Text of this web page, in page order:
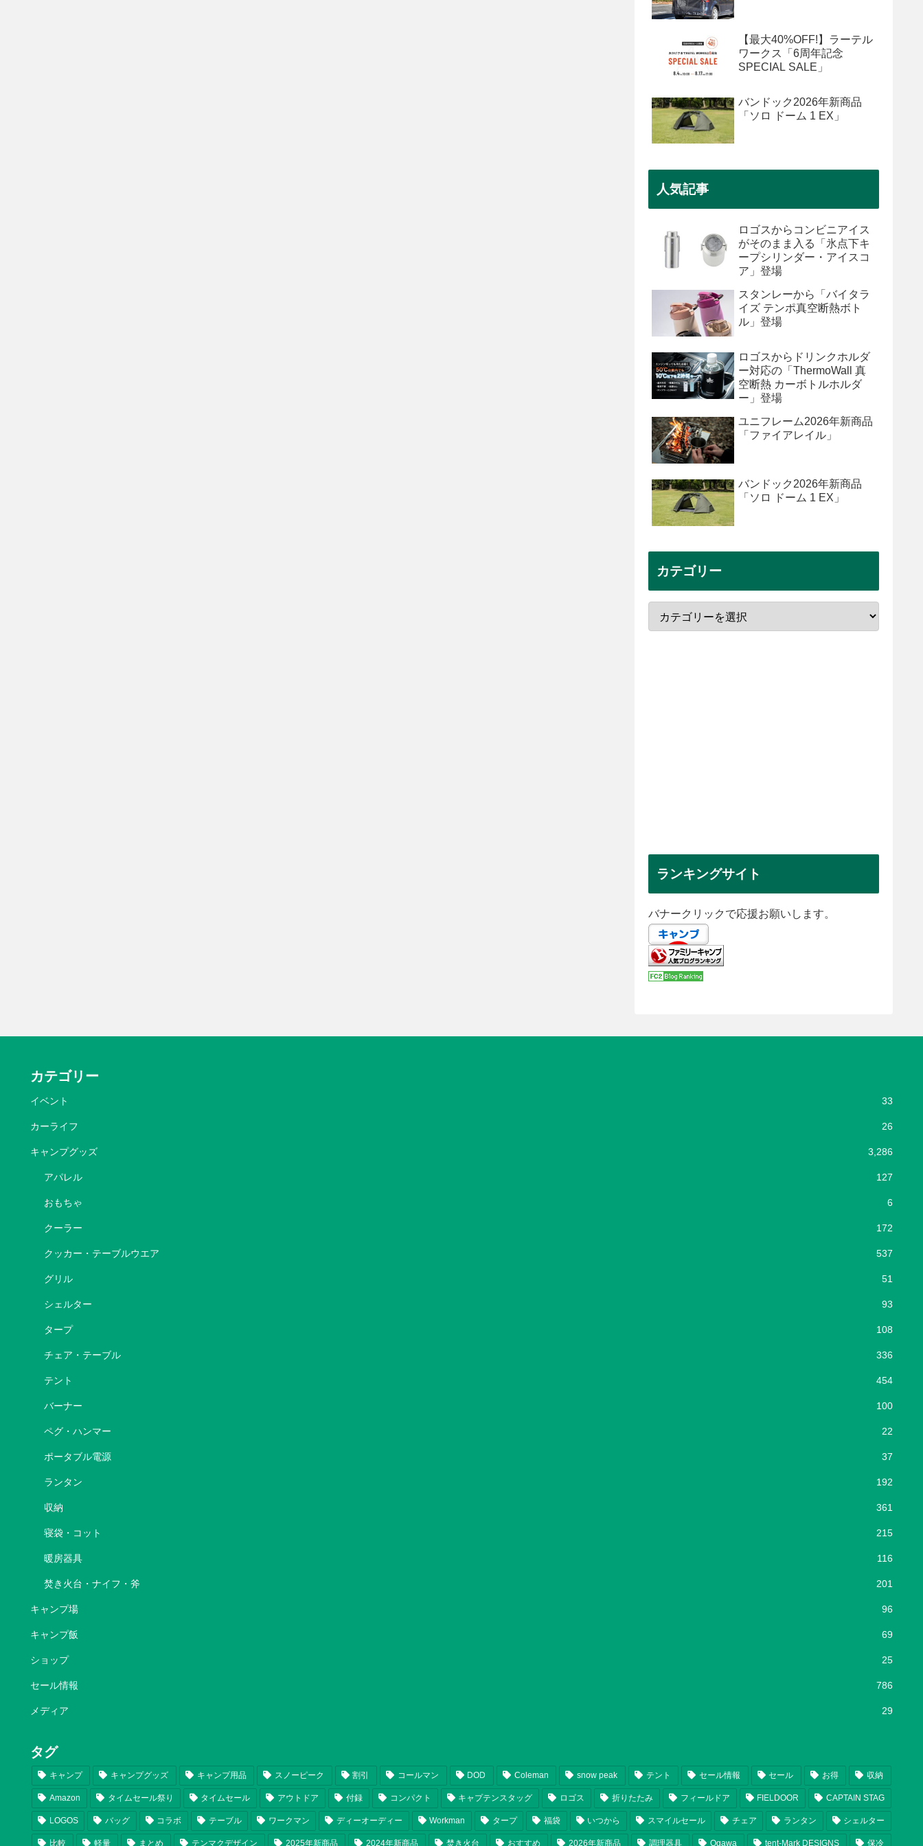
【最大40%OFF!】ラーテル
ワークス「6周年記念
SPECIAL SALE」
バンドック2026年新商品
「ソロ ドーム 1 EX」
人気記事
ロゴスからコンビニアイス
がそのまま入る「氷点下キ
ープシリンダー・アイスコ
ア」登場
スタンレーから「バイタラ
イズ テンポ真空断熱ボト
ル」登場
ロゴスからドリンクホルダ
ー対応の「ThermoWall 真
空断熱 カーボトルホルダ
ー」登場
ユニフレーム2026年新商品
「ファイアレイル」
バンドック2026年新商品
「ソロ ドーム 1 EX」
カテゴリー
ランキングサイト
バナークリックで応援お願いします。
カテゴリー
イベント 33
カーライフ 26
キャンプグッズ 3,286
アパレル 127
おもちゃ 6
クーラー 172
クッカー・テーブルウエア 537
グリル 51
シェルター 93
タープ 108
チェア・テーブル 336
テント 454
バーナー 100
ペグ・ハンマー 22
ポータブル電源 37
ランタン 192
収納 361
寝袋・コット 215
暖房器具 116
焚き火台・ナイフ・斧 201
キャンプ場 96
キャンプ飯 69
ショップ 25
セール情報 786
メディア 29
タグ
キャンプ キャンプグッズ キャンプ用品 スノーピーク 割引 コールマン DOD Coleman snow peak テント セール情報 セール お得 収納
Amazon タイムセール祭り タイムセール アウトドア 付録 コンパクト キャプテンスタッグ ロゴス 折りたたみ フィールドア FIELDOOR CAPTAIN STAG
LOGOS バッグ コラボ テーブル ワークマン ディーオーディー Workman タープ 福袋 いつから スマイルセール チェア ランタン シェルター
比較 軽量 まとめ テンマクデザイン 2025年新商品 2024年新商品 焚き火台 おすすめ 2026年新商品 調理器具 Ogawa tent-Mark DESIGNS 保冷